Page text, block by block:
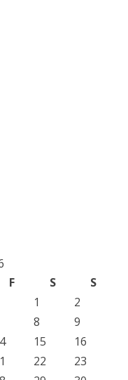
F S
S
1
2
8
9
15
16
22
23